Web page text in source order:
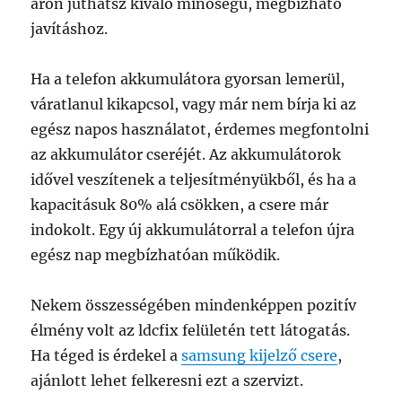
áron juthatsz kiváló minőségű, megbízható
javításhoz.
Ha a telefon akkumulátora gyorsan lemerül,
váratlanul kikapcsol, vagy már nem bírja ki az
egész napos használatot, érdemes megfontolni
az akkumulátor cseréjét. Az akkumulátorok
idővel veszítenek a teljesítményükből, és ha a
kapacitásuk 80% alá csökken, a csere már
indokolt. Egy új akkumulátorral a telefon újra
egész nap megbízhatóan működik.
Nekem összességében mindenképpen pozitív
élmény volt az ldcfix felületén tett látogatás.
Ha téged is érdekel asamsung kijelző csere,
ajánlott lehet felkeresni ezt a szervizt.